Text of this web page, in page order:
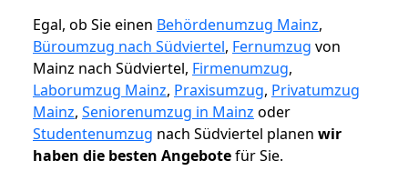
Egal, ob Sie einen Behördenumzug Mainz,
Büroumzug nach Südviertel, Fernumzug von
Mainz nach Südviertel, Firmenumzug,
Laborumzug Mainz, Praxisumzug, Privatumzug
Mainz, Seniorenumzug in Mainz oder
Studentenumzug nach Südviertel planen wir
haben die besten Angebotefür Sie.